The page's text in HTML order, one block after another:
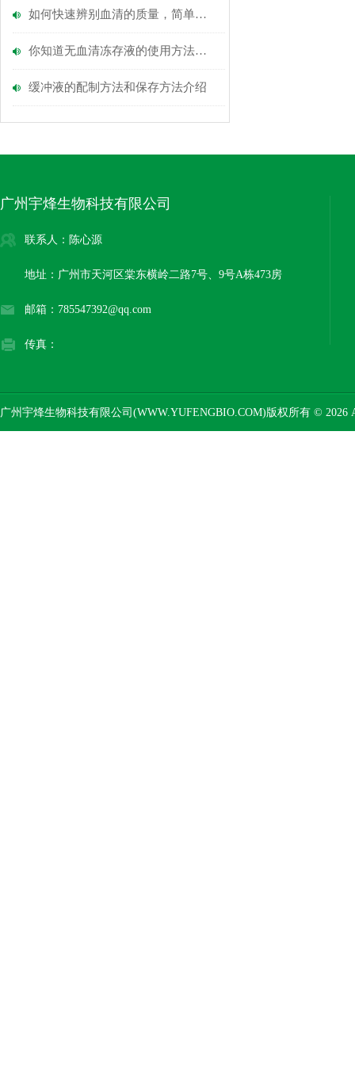
如何快速辨别血清的质量，简单明了
你知道无血清冻存液的使用方法吗？
缓冲液的配制方法和保存方法介绍
广州宇烽生物科技有限公司
联系人：陈心源
地址：广州市天河区棠东横岭二路7号、9号A栋473房
邮箱：785547392@qq.com
传真：
广州宇烽生物科技有限公司(WWW.YUFENGBIO.COM)版权所有 © 2026